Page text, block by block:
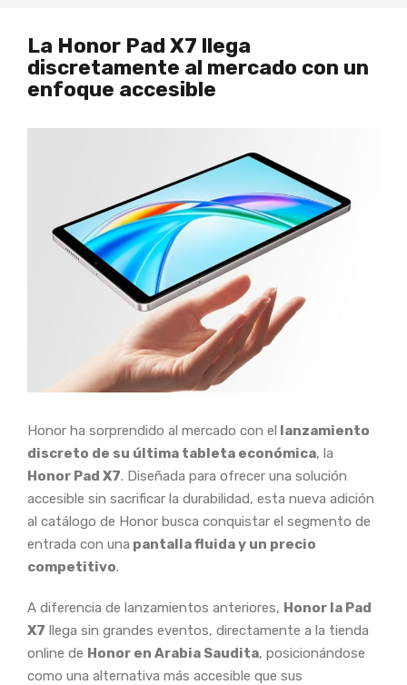
La Honor Pad X7 llega
discretamente al mercado con un
enfoque accesible
Honor ha sorprendido al mercado con el lanzamiento
discreto de su última tableta económica, la
Honor Pad X7. Diseñada para ofrecer una solución
accesible sin sacrificar la durabilidad, esta nueva adición
al catálogo de Honor busca conquistar el segmento de
entrada con una pantalla fluida y un precio
competitivo.
A diferencia de lanzamientos anteriores, Honor la Pad
X7 llega sin grandes eventos, directamente a la tienda
online de Honor en Arabia Saudita, posicionándose
como una alternativa más accesible que sus